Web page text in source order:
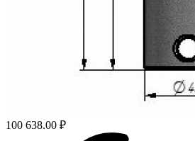
100 638.00 ₽